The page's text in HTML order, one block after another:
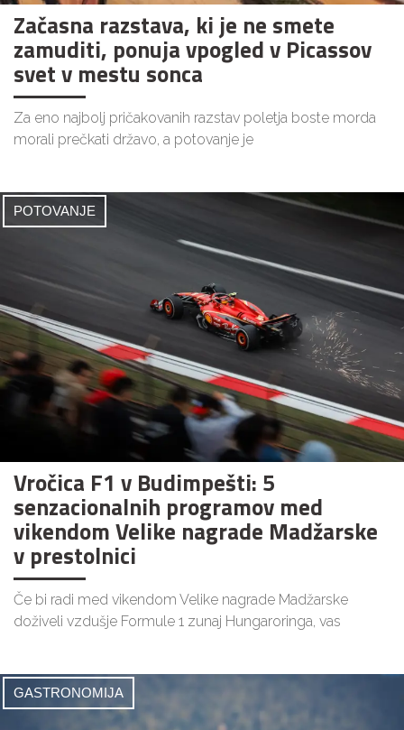
Začasna razstava, ki je ne smete
zamuditi, ponuja vpogled v Picassov
svet v mestu sonca
Za eno najbolj pričakovanih razstav poletja boste morda
morali prečkati državo, a potovanje je
POTOVANJE
Vročica F1 v Budimpešti: 5
senzacionalnih programov med
vikendom Velike nagrade Madžarske
v prestolnici
Če bi radi med vikendom Velike nagrade Madžarske
doživeli vzdušje Formule 1 zunaj Hungaroringa, vas
GASTRONOMIJA